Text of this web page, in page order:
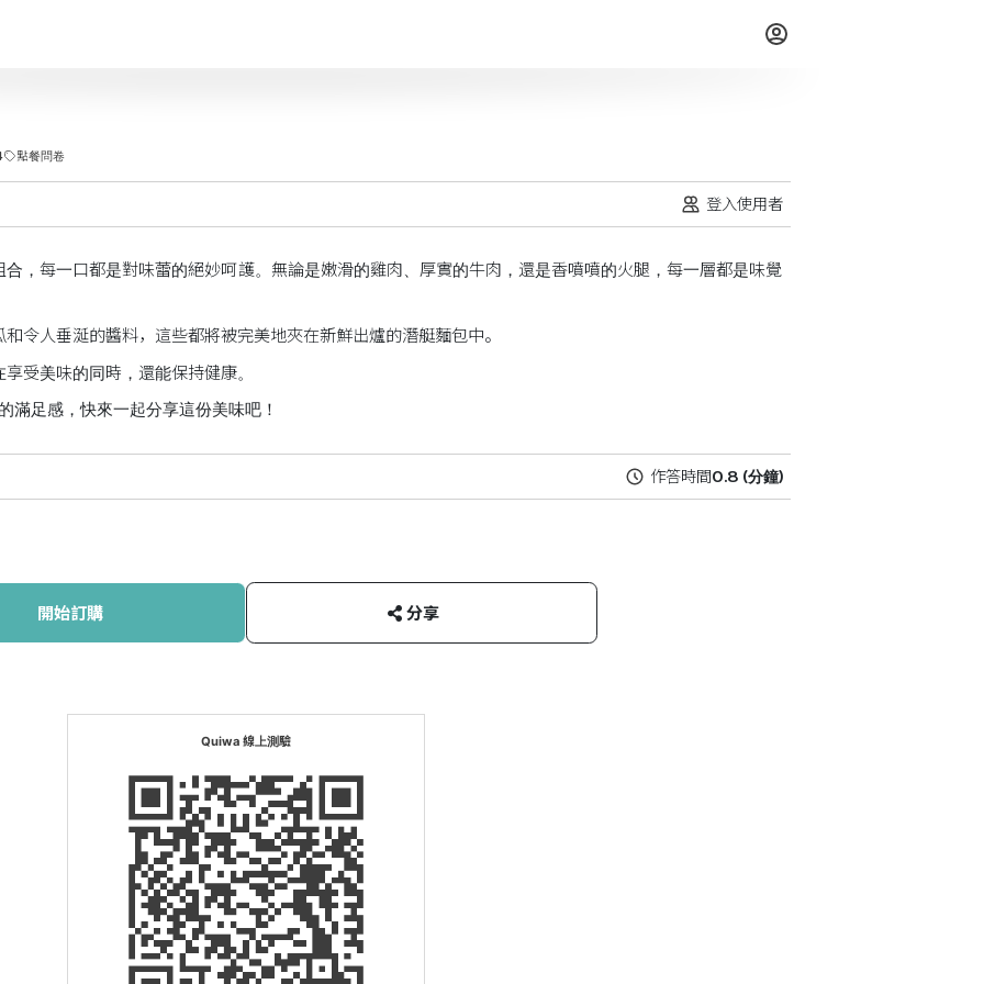
點餐問卷
登入使用者
，每一口都是對味蕾的絕妙呵護。無論是嫩滑的雞肉、厚實的牛肉，還是香噴噴的火腿，每一層都是味覺
令人垂涎的醬料，這些都將被完美地夾在新鮮出爐的潛艇麵包中。
受美味的同時，還能保持健康。
滿足感，快來一起分享這份美味吧！
作答時間0.8 (分鐘)
開始訂購 分享
Quiwa 線上測驗